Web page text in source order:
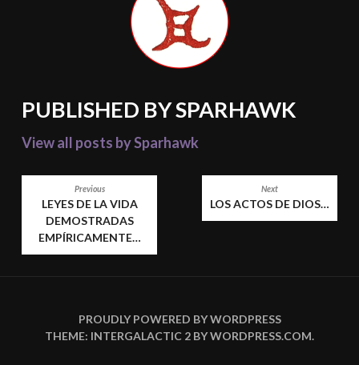
PUBLISHED BYSPARHAWK
View all posts by Sparhawk
NAVIGATION
Previous
LEYES DE LA VIDA
DEMOSTRADAS
EMPÍRICAMENTE…
Next
LOS ACTOS DE DIOS…
PROUDLY POWERED BY WORDPRESS
THEME: INTERGALACTIC 2 BYWORDPRESS.COM.